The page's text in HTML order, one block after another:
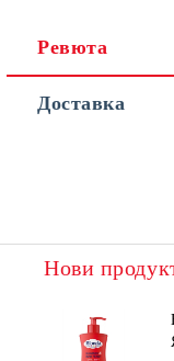
Ревюта
Доставка
Нови